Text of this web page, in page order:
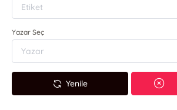
Yazar Seç
Yenile